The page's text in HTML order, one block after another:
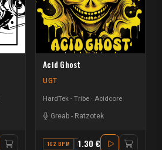
Acid Ghost
UGT
HardTek - Tribe Acidcore
Greab - Ratzotek
162 BPM E1.30 €